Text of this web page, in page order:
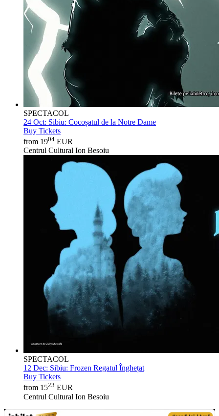
SPECTACOL
24 Oct: Sibiu: Cocoșatul de la Notre Dame
Buy Tickets
from 1904 EUR
Centrul Cultural Ion Besoiu
SPECTACOL
12 Dec: Sibiu: Frozen Regatul Înghețat
Buy Tickets
from 1523 EUR
Centrul Cultural Ion Besoiu